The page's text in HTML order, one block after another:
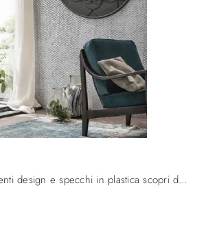
Se vuoi Complementi design e specchi in plastica scopri di più sul modello Flower del marchio Target Point.